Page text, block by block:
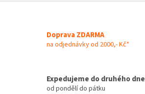
Doprava ZDARMA
na odjednávky od 2000,- Kč*
Expedujeme do druhého dne
od pondělí do pátku